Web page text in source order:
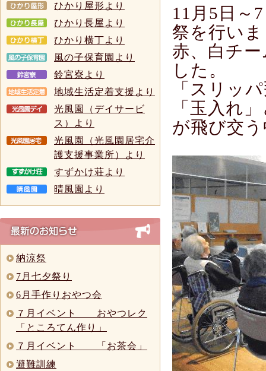
ひかり屋形より
ひかり長屋より
ひかり横丁より
風の子保育園より
鈴宮寮より
地域生活定着支援より
光風園（デイサービ
ス）より
光風園（光風園居宅介
護支援事業所）より
すずかけ荘より
晴風園より
納涼祭
7月七夕祭り
6月手作りおやつ会
７月イベント おやつレク
「ところてん作り」
７月イベント 「お茶会」
避難訓練
11月5日～
祭を行い
赤、白チ
した。
「スリッ
「玉入れ
が飛び交